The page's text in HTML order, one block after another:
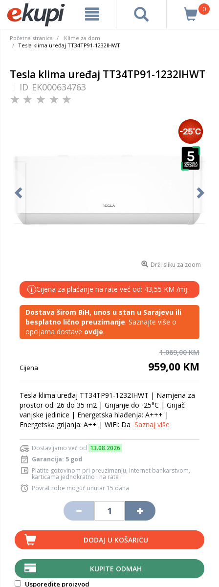
0
Početna stranica
Klime za dom
Tesla klima uređaj TT34TP91-1232IHWT
Tesla klima uređaj TT34TP91-1232IHWT
ID EK000634763
Drži sliku za zoom
i Cijena za plaćanje na rate već od: 43,55 KM /mj.
Dostava širom BiH, unos u stan u Sarajevu ili
besplatno lično preuzimanje. Saznajte više o
opcijama dostave ovdje.
1.069,00 KM
Cijena 959,00 KM
Tesla klima uređaj TT34TP91-1232IHWT | Namjena za
prostor od: 26 do 35 m2 | Grijanje do -25°C | Grijač
vanjske jedinice | Energetska hlađenja: A+++ |
Energetska grijanja: A++ | WiFi: Da Saznaj više
Dostavljamo već od 13.08.2026
Garancija: 5 god
Platite gotovinom pri preuzimanju, Internet bankarstvom,
karticama jednokratno i na rate
Povrat robe moguć unutar 15 dana
DODAJ U KOŠARICU
KUPITE ODMAH
Usporedite proizvod